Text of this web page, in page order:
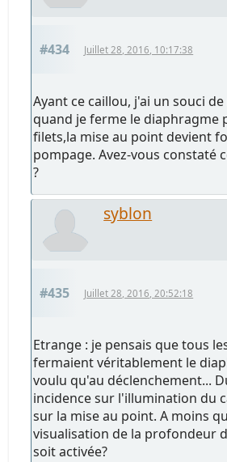
#434 Juillet 28, 2016, 10:17:38
Ayant ce caillou, j'ai un souci
quand je ferme le diaphragme
filets,la mise au point devient
pompage. Avez-vous constaté
?
syblon
#435 Juillet 28, 2016, 20:52:18
Etrange : je pensais que tous
fermaient véritablement le
voulu qu'au déclenchement...
incidence sur l'illumination du
sur la mise au point. A moins
visualisation de la profondeur
soit activée?